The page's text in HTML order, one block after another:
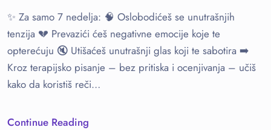
✨ Za samo 7 nedelja: 🧠 Oslobodićeš se unutrašnjih
tenzija 💔 Prevazići ćeš negativne emocije koje te
opterećuju 🔇 Utišaćeš unutrašnji glas koji te sabotira ➡️
Kroz terapijsko pisanje – bez pritiska i ocenjivanja – učiš
kako da koristiš reči…
Continue Reading